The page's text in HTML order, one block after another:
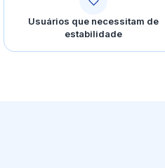
Usuários que necessitam de
estabilidade